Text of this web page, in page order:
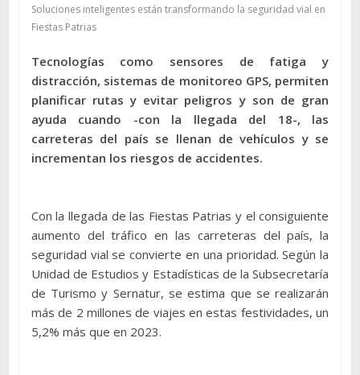
Soluciones inteligentes están transformando la seguridad vial en
Fiestas Patrias
Tecnologías como sensores de fatiga y
distracción, sistemas de monitoreo GPS, permiten
planificar rutas y evitar peligros y son de gran
ayuda cuando -con la llegada del 18-, las
carreteras del país se llenan de vehículos y se
incrementan los riesgos de accidentes.
Con la llegada de las Fiestas Patrias y el consiguiente
aumento del tráfico en las carreteras del país, la
seguridad vial se convierte en una prioridad. Según la
Unidad de Estudios y Estadísticas de la Subsecretaría
de Turismo y Sernatur, se estima que se realizarán
más de 2 millones de viajes en estas festividades, un
5,2% más que en 2023.